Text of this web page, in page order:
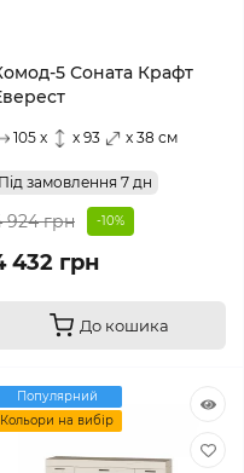
5 Соната Крафт
105 x x 93 x 38 см
Під замовлення 7 дн
924 грн -10%
432 грн
До кошика
Популярний
Кольори на вибір